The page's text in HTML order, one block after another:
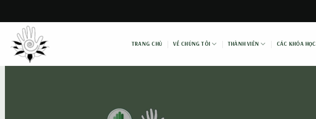
content
TRANG CHỦ VỀ CHÚNG TÔI THÀNH VIÊN CÁC KHÓA HỌC